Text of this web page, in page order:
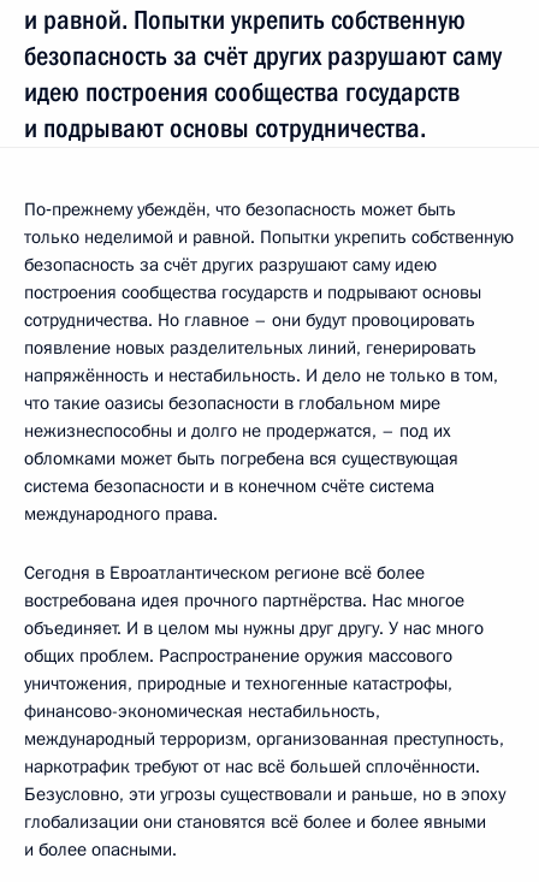
и равной. Попытки укрепить собственную
безопасность за счёт других разрушают саму
идею построения сообщества государств
и подрывают основы сотрудничества.
По‑прежнему убеждён, что безопасность может быть
только неделимой и равной. Попытки укрепить собственную
безопасность за счёт других разрушают саму идею
построения сообщества государств и подрывают основы
сотрудничества. Но главное – они будут провоцировать
появление новых разделительных линий, генерировать
напряжённость и нестабильность. И дело не только в том,
что такие оазисы безопасности в глобальном мире
нежизнеспособны и долго не продержатся, – под их
обломками может быть погребена вся существующая
система безопасности и в конечном счёте система
международного права.
Сегодня в Евроатлантическом регионе всё более
востребована идея прочного партнёрства. Нас многое
объединяет. И в целом мы нужны друг другу. У нас много
общих проблем. Распространение оружия массового
уничтожения, природные и техногенные катастрофы,
финансово-экономическая нестабильность,
международный терроризм, организованная преступность,
наркотрафик требуют от нас всё большей сплочённости.
Безусловно, эти угрозы существовали и раньше, но в эпоху
глобализации они становятся всё более и более явными
и более опасными.